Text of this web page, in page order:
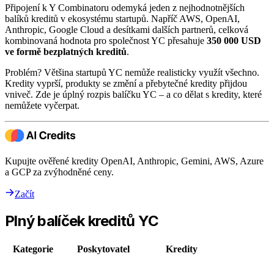
Připojení k Y Combinatoru odemyká jeden z nejhodnotnějších
balíků kreditů v ekosystému startupů. Napříč AWS, OpenAI,
Anthropic, Google Cloud a desítkami dalších partnerů, celková
kombinovaná hodnota pro společnost YC přesahuje 350 000 USD
ve formě bezplatných kreditů.
Problém? Většina startupů YC nemůže realisticky využít všechno.
Kredity vyprší, produkty se změní a přebytečné kredity přijdou
vniveč. Zde je úplný rozpis balíčku YC – a co dělat s kredity, které
nemůžete vyčerpat.
Kupujte ověřené kredity OpenAI, Anthropic, Gemini, AWS, Azure
a GCP za zvýhodněné ceny.
Začít
Plný balíček kreditů YC
Kategorie Poskytovatel
Kredity